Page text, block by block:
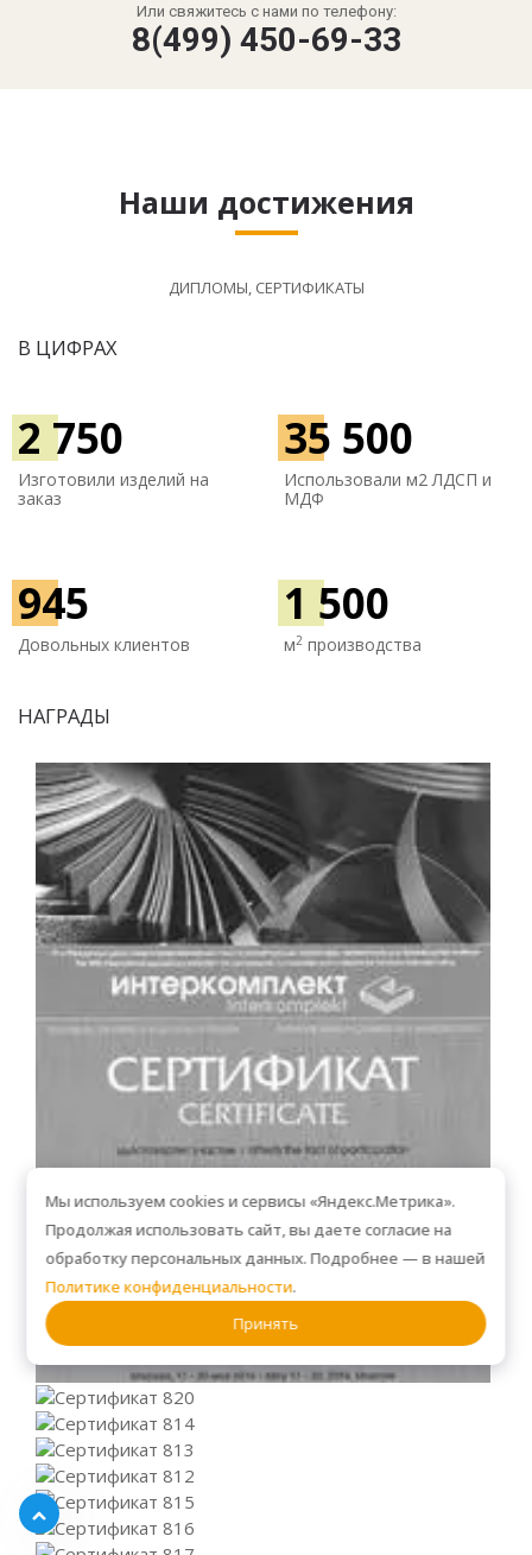
Или свяжитесь с нами по телефону:
8(499) 450-69-33
Наши достижения
ДИПЛОМЫ, СЕРТИФИКАТЫ
В ЦИФРАХ
2 750
Изготовили изделий на
заказ
35 500
Использовали м2 ЛДСП и
МДФ
945
Довольных клиентов
1 500
м2 производства
НАГРАДЫ
Мы используем cookies и сервисы «Яндекс.Метрика».
Продолжая использовать сайт, вы даете согласие на
обработку персональных данных. Подробнее — в нашей
Политике конфиденциальности.
Принять